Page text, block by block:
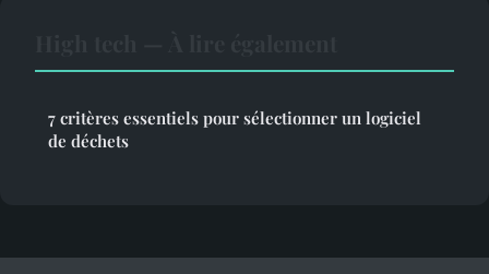
7 critères essentiels pour sélectionner un logiciel
de déchets